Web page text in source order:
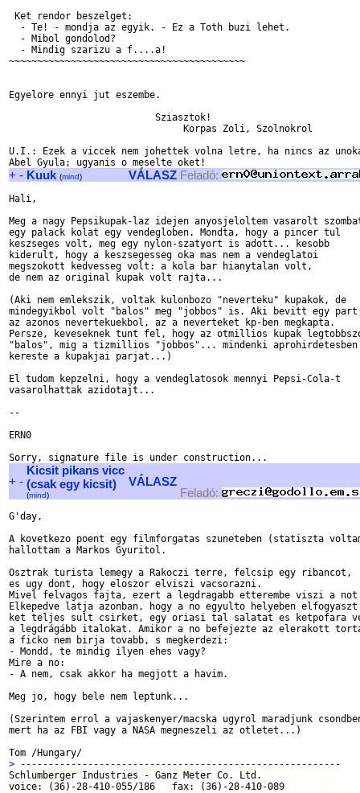
Ket rendor beszelget:
  - Te! - mondja az egyik. - Ez a Toth buzi lehet.
  - Mibol gondolod?
  - Mindig szarizu a f....a!
~~~~~~~~~~~~~~~~~~~~~~~~~~~~~~~~~~~~~~~~~~
Egyelore ennyi jut eszembe.
                          Sziasztok!
                               Korpas Zoli, Szolnokrol
U.I.: Ezek a viccek nem johettek volna letre, ha nincs az
+ - Kuuk (mind) VÁLASZ Feladó:
Hali,
Meg a nagy Pepsikupak-laz idejen anyosjeloltem vasarolt
egy palack kolat egy vendegloben. Mondta, hogy a pincer tul
keszseges volt, meg egy nylon-szatyort is adott... kesobb
kiderult, hogy a keszsegesseg oka mas nem a vendeglatoi
megszokott kedvesseg volt: a kola bar hianytalan volt,
de nem az original kupak volt rajta...
(Aki nem emlekszik, voltak kulonbozo "neverteku" kupakok, de
mindegyikbol volt "balos" meg "jobbos" is. Aki bevitt egy part
az azonos nevertekuekbol, az a neverteket kp-ben megkapta.
Persze, keveseknek tunt fel, hogy az otmillios kupak
"balos", mig a tizmillios "jobbos"... mindenki aprohirdetesben
kereste a kupakjai parjat...)
El tudom kepzelni, hogy a vendeglatosok mennyi Pepsi-Cola-t
vasarolhattak azidotajt...
--
ERN0
+ -
Kicsit pikans vicc
(csak egy kicsit)
(mind)
VÁLASZ
Feladó:
G'day,
A kovetkezo poent egy filmforgatas szuneteben (statiszta
hallottam a Markos Gyuritol.
Osztrak turista lemegy a Rakoczi terre, felcsip egy ribancot,
es ugy dont, hogy eloszor elviszi vacsorazni.
Mivel felvagos fajta, ezert a legdragabb etterembe viszi a
Elkepedve latja azonban, hogy a no egyulto helyeben elfogyaszt
ket teljes sult csirket, egy oriasi tal salatat es ketpofara
a legdrágább italokat. Amikor a no befejezte az elerakott
a ficko nem birja tovabb, s megkerdezi:
- Mondd, te mindig ilyen ehes vagy?
Mire a no:
- A nem, csak akkor ha megjott a havim.
Meg jo, hogy bele nem leptunk...
(Szerintem errol a vajaskenyer/macska ugyrol maradjunk
mert ha az FBI vagy a NASA megneszeli az otletet...)
> ---------------------------------------------------------
Schlumberger Industries - Ganz Meter Co. Ltd.